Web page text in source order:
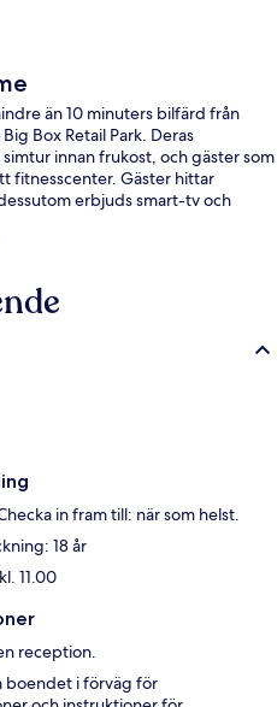
än 10 minuters bilfärd från
Box Retail Park. Deras
innan frukost, och gäster som
fitnesscenter. Gäster hittar
erbjuds smart-tv och
in fram till: när som helst.
18 år
11.00
reception.
boendet i förväg för